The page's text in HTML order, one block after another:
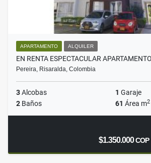
APARTAMENTO ALQUILER
EN RENTA ESPECTACULAR
Pereira, Risaralda, Colombia
3Alcobas 1 Garaje
2 Baños 61 Área m2
$1.350.000COP